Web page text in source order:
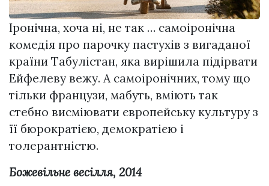
Іронічна, хоча ні, не так … самоіронічна
комедія про парочку пастухів з вигаданої
країни Табулістан, яка вирішила підірвати
Ейфелеву вежу. А самоіронічних, тому що
тільки французи, мабуть, вміють так
стебно висміювати європейську культуру з
її бюрократією, демократією і
толерантністю.
Божевільне весілля, 2014